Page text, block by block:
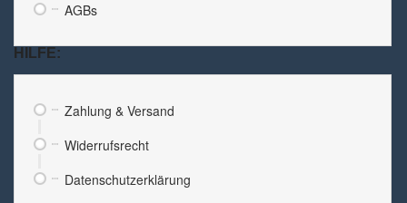
AGBs
HILFE:
Zahlung & Versand
Widerrufsrecht
Datenschutzerklärung